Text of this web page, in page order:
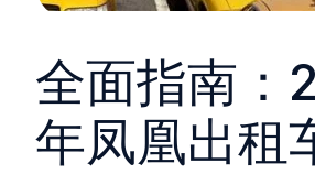
全面指南：
年凤凰出租